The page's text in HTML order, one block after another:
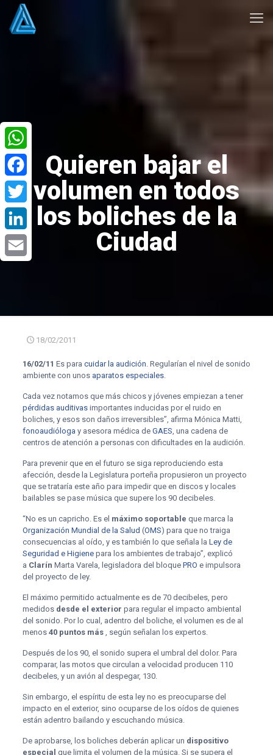
Quieren bajar el
volumen en todos
los boliches de la
Ciudad
18/02/2011
16/02/11 Es para cuidar la audición. Regularían el nivel de sonido
ambiente con unos aparatos especiales.
Cada vez notamos que más chicos y jóvenes empiezan a tener
pérdidas auditivasimportantes inducidas por el ruido en
boliches, y esos son daños irreversibles”, afirma Mónica Matti,
fonoaudióloga y asesora médica de GAES, una cadena de
centros de atención a personas con dificultades en la audición.
Para prevenir que en el futuro se siga reproduciendo esta
afección, desde la Legislatura porteña propusieron un proyecto
que se trataría este año para impedir que en discos y locales
bailables se pase música que supere los 90 decibeles.
“No es un capricho. Es el máximo soportable que marca la
Organización Mundial de la Salud (OMS) para que no traiga
consecuencias al oído, y es también lo que señala la Ley de
Seguridad e Higienepara los ambientes de trabajo”, explicó
a Clarín Marta Varela, legisladora del bloque PRO e impulsora
del proyecto de ley.
El máximo permitido actualmente es de 70 decibeles, pero
medidos desde el exterior para regular el impacto ambiental
del sonido. Por lo cual, adentro del boliche, el volumen es de al
menos 40 puntos más, según señalan los expertos.
Después de los 90, el sonido supera el umbral del dolor. Para
comparar, las motos que circulan a velocidad producen 110
decibeles, y un avión al despegar, 130.
Sin embargo, el espíritu de esta ley no es preocuparse del
impacto en el exterior, sino ocuparse de los oídos de quienes
están adentro bailando y escuchando música.
De aprobarse, los boliches deberán aplicar un dispositivo
especial que limita el volumen de la música. Si se supera el
WhatsApp
Facebook
Twitter
LinkedIn